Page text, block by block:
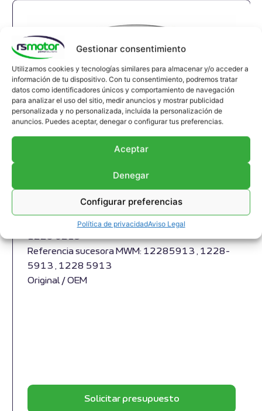
Gestionar consentimiento
Utilizamos cookies y tecnologías similares para almacenar y/o acceder a
información de tu dispositivo. Con tu consentimiento, podremos tratar
datos como identificadores únicos y comportamiento de navegación
para analizar el uso del sitio, medir anuncios y mostrar publicidad
personalizada y no personalizada, incluida la personalización de
anuncios. Puedes aceptar, denegar o configurar tus preferencias.
Aceptar
Denegar
Configurar preferencias
Política de privacidadAviso Legal
Compensador MWM RS-12280215
632 , TCG 2032 , CG 260
Referencia MWM: 12280215 , 1228-0215 ,
1228 0215
Referencia sucesora MWM: 12285913 , 1228-
5913 , 1228 5913
Original / OEM
Solicitar presupuesto